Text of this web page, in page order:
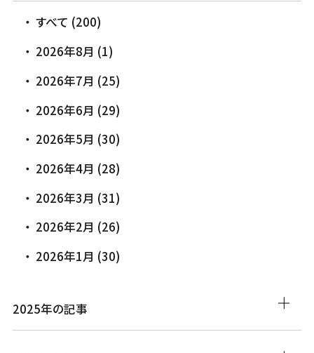
すべて (200)
2026年8月 (1)
2026年7月 (25)
2026年6月 (29)
2026年5月 (30)
2026年4月 (28)
2026年3月 (31)
2026年2月 (26)
2026年1月 (30)
2025年の記事